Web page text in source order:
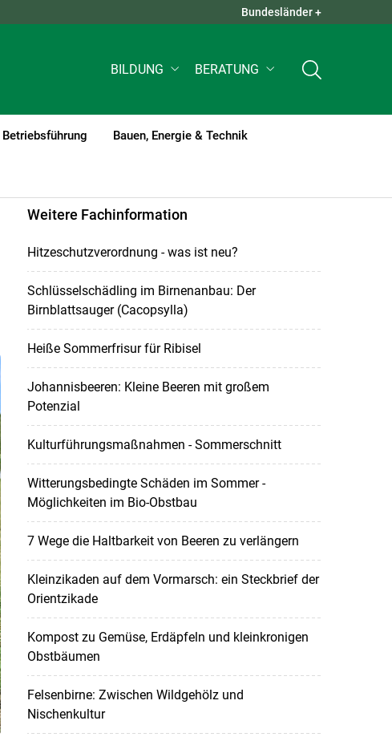
QUICK LINKS +
Bundesländer +
BILDUNG BERATUNG
Betriebsführung Bauen, Energie & Technik
Weitere Fachinformation
Hitzeschutzverordnung - was ist neu?
Schlüsselschädling im Birnenanbau: Der
Birnblattsauger (Cacopsylla)
Heiße Sommerfrisur für Ribisel
Johannisbeeren: Kleine Beeren mit großem
Potenzial
Kulturführungsmaßnahmen - Sommerschnitt
Witterungsbedingte Schäden im Sommer -
Möglichkeiten im Bio-Obstbau
7 Wege die Haltbarkeit von Beeren zu verlängern
Kleinzikaden auf dem Vormarsch: ein Steckbrief der
Orientzikade
Kompost zu Gemüse, Erdäpfeln und kleinkronigen
Obstbäumen
Felsenbirne: Zwischen Wildgehölz und
Nischenkultur